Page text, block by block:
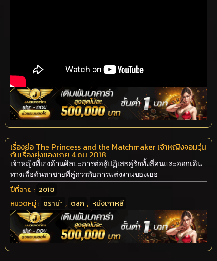
เรื่องย่อ The Princess and the Matchmaker เจ้าหญิงจอมวุ่น
กับเรื่องยุ่งของชาย 4 คน 2018
เจ้าหญิงที่เก่งด้านศิลปะการต่อสู้ปฏิเสธคู่รักทั้งสี่คนและออกเดิน
ทางเพื่อค้นหาชายที่คู่ควรกับการแต่งงานของเธอ
ปีที่ฉาย : 2018
หมวดหมู่ : ดราม่า , ตลก , หนังเกาหลี